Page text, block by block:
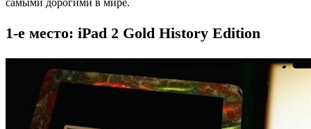
1-е место: iPad 2 Gold History Edition